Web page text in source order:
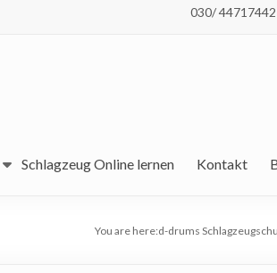
030/ 44717442
Schlagzeug Online lernen Kontakt
You are here:d-drums